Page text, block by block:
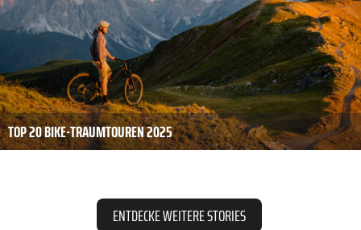
TOP 20 BIKE-TRAUMTOUREN 2025
ENTDECKE WEITERE STORIES